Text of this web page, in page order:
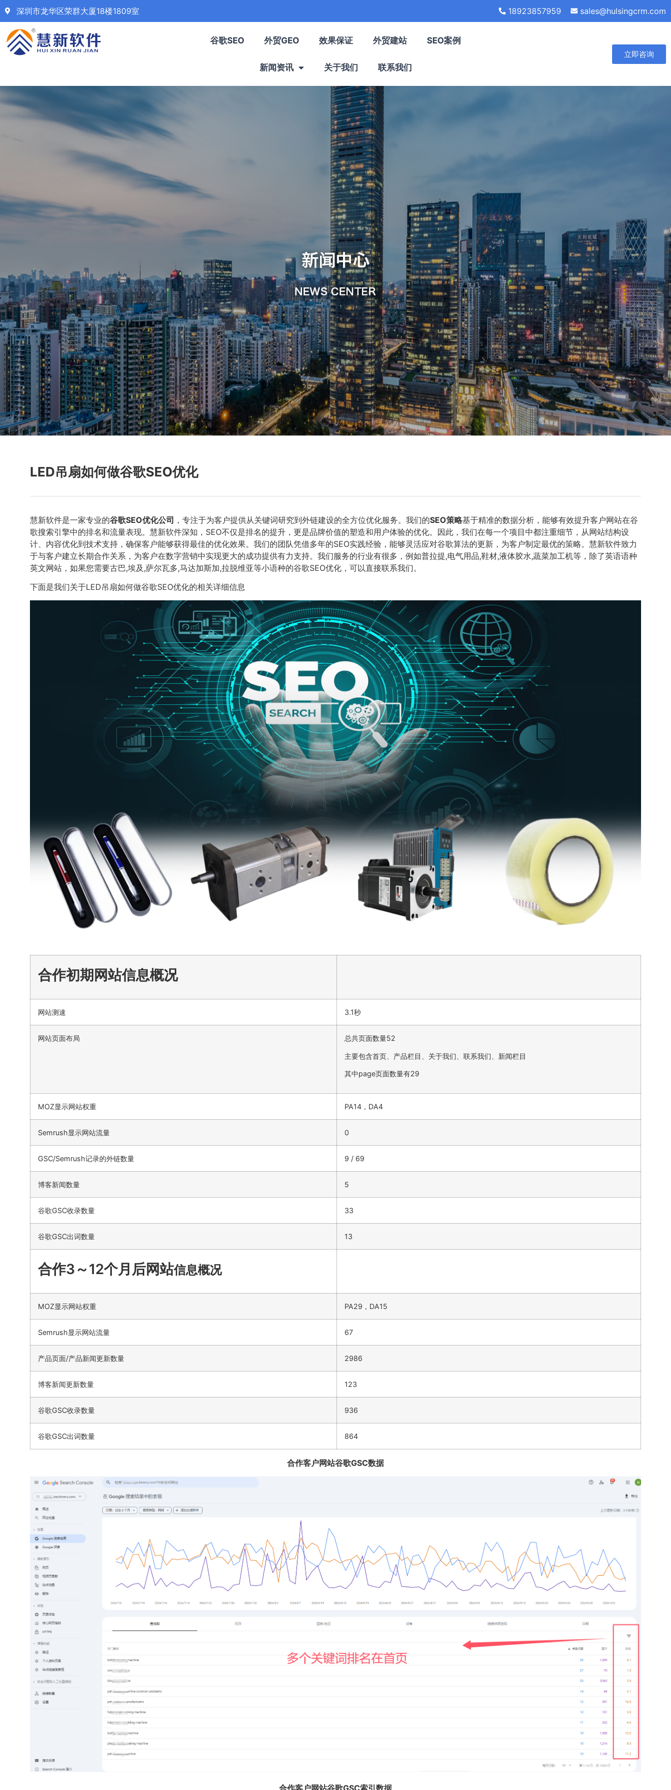
深圳市龙华区荣群大厦18楼1809室 18923857959 sales@hulsingcrm.com
谷歌SEO 外贸GEO 效果保证 外贸建站 SEO案例
新闻资讯 关于我们 联系我们
立即咨询
LED吊扇如何做谷歌SEO优化
慧新软件是一家专业的谷歌SEO优化公司 ，专注于为客户提供从关键词研究到外链建设的全方位优化服务。我们的SEO策略基于精准的数据分析，能够有效提升客户网站在谷
歌搜索引擎中的排名和流量表现。慧新软件深知，SEO不仅是排名的提升，更是品牌价值的塑造和用户体验的优化。因此，我们在每一个项目中都注重细节，从网站结构设
计、内容优化到技术支持，确保客户能够获得最佳的优化效果。我们的团队凭借多年的SEO实践经验，能够灵活应对谷歌算法的更新，为客户制定最优的策略。慧新软件致力
于与客户建立长期合作关系，为客户在数字营销中实现更大的成功提供有力支持。我们服务的行业有很多，例如普拉提,电气用品,鞋材,液体胶水,蔬菜加工机等，除了英语语种
英文网站，如果您需要古巴,埃及,萨尔瓦多,马达加斯加,拉脱维亚等小语种的谷歌SEO优化，可以直接联系我们。
下面是我们关于LED吊扇如何做谷歌SEO优化的相关详细信息
合作初期网站信息概况
网站测速 3.1秒
网站页面布局 总共页面数量52
主要包含首页、产品栏目、关于我们、联系我们、新闻栏目
其中page页面数量有29
MOZ显示网站权重 PA14，DA4
Semrush显示网站流量 0
GSC/Semrush记录的外链数量 9 / 69
博客新闻数量 5
谷歌GSC收录数量 33
谷歌GSC出词数量 13
合作3～12个月后网站信息概况
MOZ显示网站权重 PA29，DA15
Semrush显示网站流量 67
产品页面/产品新闻更新数量 2986
博客新闻更新数量 123
谷歌GSC收录数量 936
谷歌GSC出词数量 864
合作客户网站谷歌GSC数据